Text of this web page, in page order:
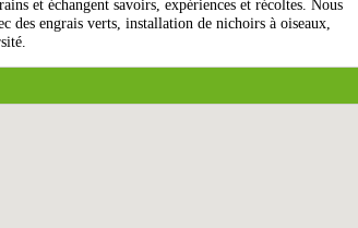
et échangent savoirs, expériences et récoltes. Nous
des engrais verts, installation de nichoirs à oiseaux,